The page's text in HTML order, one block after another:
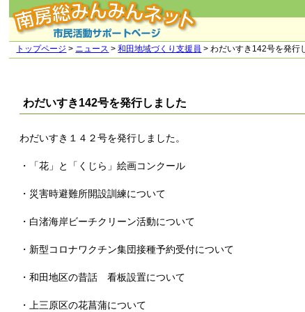
トップページ > ニュース >和田地域づくり支援員 > わだいすき142号を発行
わだいすき142号を発行しました
わだいすき１４２号を発行しました。
・「花」と「くじら」絵画コンクール
・災害時避難所開設訓練について
・白渚海岸ビーチクリーン活動について
・新型コロナワクチン集団接種予約受付について
・和田地区の昔話 看板設置について
・上三原区の花菖蒲について